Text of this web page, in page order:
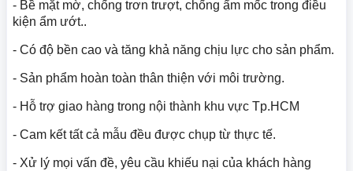
- Bề mặt mờ, chống trơn trượt, chống ẩm mốc trong điều
kiện ẩm ướt..
- Có độ bền cao và tăng khả năng chịu lực cho sản phẩm.
- Sản phẩm hoàn toàn thân thiện với môi trường.
- Hỗ trợ giao hàng trong nội thành khu vực Tp.HCM
- Cam kết tất cả mẫu đều được chụp từ thực tế.
- Xử lý mọi vấn đề, yêu cầu khiếu nại của khách hàng